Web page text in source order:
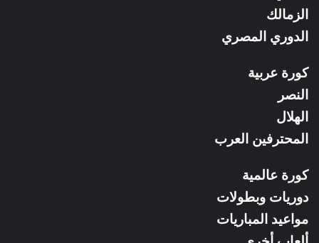
الزمالك
الدوري المصري
كورة عربية
النصر
الهلال
المحترفين العرب
كورة عالمية
دوريات وبطولات
مواعيد المباريات